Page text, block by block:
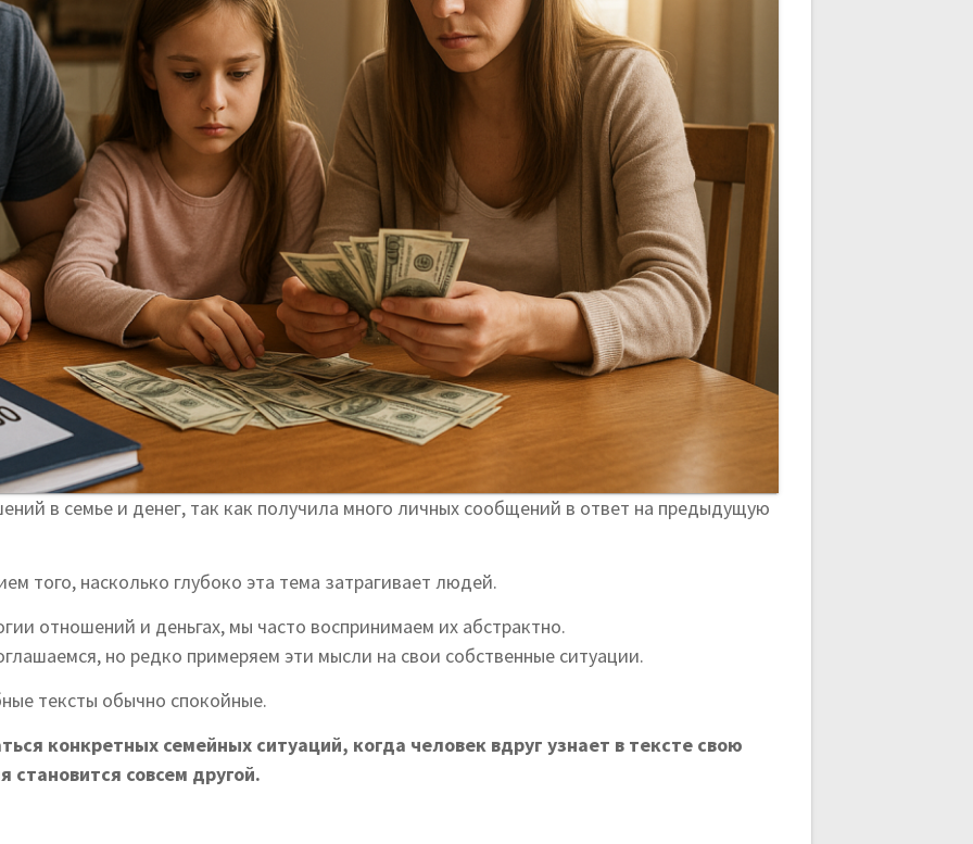
в семье и денег, так как получила много личных сообщений в ответ на предыдущую
того, насколько глубоко эта тема затрагивает людей.
отношений и деньгах, мы часто воспринимаем их абстрактно.
но редко примеряем эти мысли на свои собственные ситуации.
тексты обычно спокойные.
конкретных семейных ситуаций, когда человек вдруг узнает в тексте свою
совсем другой.